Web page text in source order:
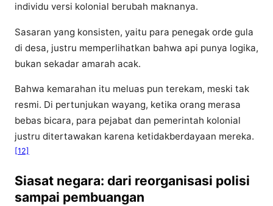
individu versi kolonial berubah maknanya.
Sasaran yang konsisten, yaitu para penegak orde gula
di desa, justru memperlihatkan bahwa api punya logika,
bukan sekadar amarah acak.
Bahwa kemarahan itu meluas pun terekam, meski tak
resmi. Di pertunjukan wayang, ketika orang merasa
bebas bicara, para pejabat dan pemerintah kolonial
justru ditertawakan karena ketidakberdayaan mereka.
[12]
Siasat negara: dari reorganisasi polisi
sampai pembuangan